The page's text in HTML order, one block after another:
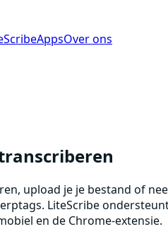
AppsOver ons
upload je je bestand of
LiteScribe
en de Chrome-extensie.